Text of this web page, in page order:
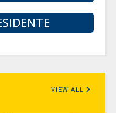
VIEW ALL